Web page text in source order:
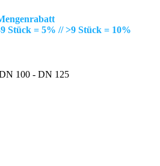
Stück = 5% // >9 Stück = 10%